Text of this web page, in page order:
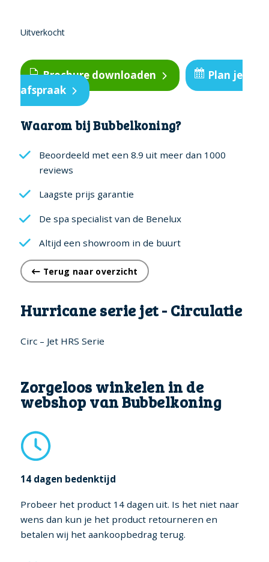
Uitverkocht
Brochure downloaden
Plan je
afspraak
Waarom bij Bubbelkoning?
Beoordeeld met een 8.9 uit meer dan 1000
reviews
Laagste prijs garantie
De spa specialist van de Benelux
Altijd een showroom in de buurt
Terug naar overzicht
Hurricane serie jet - Circulatie
Circ – Jet HRS Serie
Zorgeloos winkelen in de
webshop van Bubbelkoning
14 dagen bedenktijd
Probeer het product 14 dagen uit. Is het niet naar
wens dan kun je het product retourneren en
betalen wij het aankoopbedrag terug.